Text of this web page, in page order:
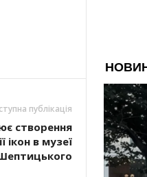
публікація
створення
ікон в музеї